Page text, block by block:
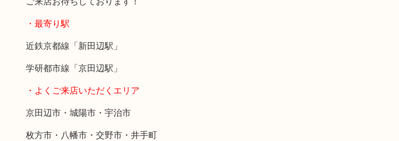
・最寄り駅
近鉄京都線「新田辺駅」
学研都市線「京田辺駅」
・よくご来店いただくエリア
京田辺市・城陽市・宇治市
枚方市・八幡市・交野市・井手町